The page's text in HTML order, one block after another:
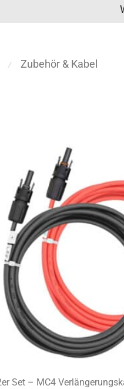
⁄ Zubehör & Kabel
Set – MC4